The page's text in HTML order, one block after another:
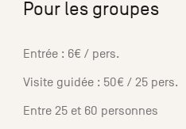
Pour les groupes
Entrée : 6€ / pers.
Visite guidée : 50€ / 25 pers.
Entre 25 et 60 personnes